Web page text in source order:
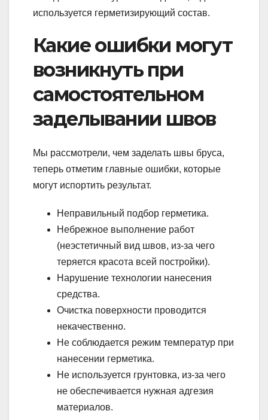
используется герметизирующий состав.
Какие ошибки могут
возникнуть при
самостоятельном
заделывании швов
Мы рассмотрели, чем заделать швы бруса,
теперь отметим главные ошибки, которые
могут испортить результат.
Неправильный подбор герметика.
Небрежное выполнение работ
(неэстетичный вид швов, из-за чего
теряется красота всей постройки).
Нарушение технологии нанесения
средства.
Очистка поверхности проводится
некачественно.
Не соблюдается режим температур при
нанесении герметика.
Не используется грунтовка, из-за чего
не обеспечивается нужная адгезия
материалов.